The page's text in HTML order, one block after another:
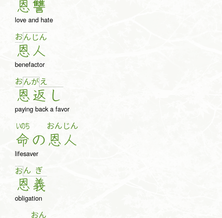
恩讐
love and hate
おん
恩
じん
人
benefactor
おん
恩
が え
返 し
paying back a favor
いのち
命 の
おん
恩
じん
人
lifesaver
おん
恩
ぎ
義
obligation
おん